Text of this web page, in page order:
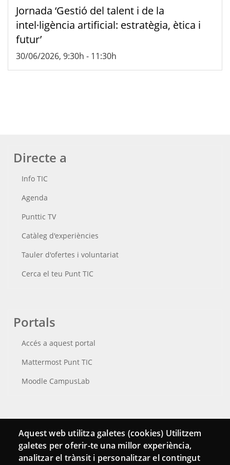
Jornada ‘Gestió del talent i de la
intel·ligència artificial: estratègia, ètica i
futur’
30/06/2026, 9:30h - 11:30h
Directe a
Info TIC
Agenda
Punttic TV
Catàleg d'experiències
Tauler d'ofertes i voluntariat
Cerca el teu Punt TIC
Portals
Accés a aquest portal
Mattermost Punt TIC
Moodle CampusLab
Connecta
Bustia de contacte
Aquest web utilitza galetes (cookies) Utilitzem
galetes per oferir-te una millor experiència,
analitzar el trànsit i personalitzar el contingut